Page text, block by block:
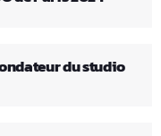
du studio